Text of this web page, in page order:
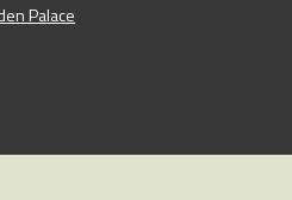
Palace